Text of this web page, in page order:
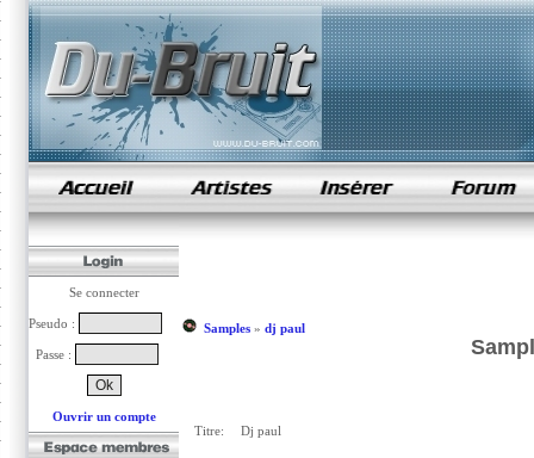
samples de rap
Se connecter
Pseudo :
Passe :
Ouvrir un compte
Samples» dj paul
Titre: Dj paul